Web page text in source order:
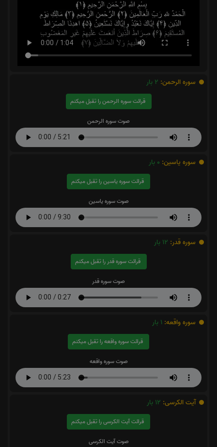
سوره الرحمن: 2 بار
قرائت سوره الرحمن را تقبل میکنم
صوت سوره الرحمن
سوره یاسین: 0 بار
قرائت سوره یاسین را تقبل میکنم
صوت سوره یاسین
سوره قدر: 12 بار
قرائت سوره قدر را تقبل میکنم
صوت سوره قدر
سوره واقعه: 1 بار
قرائت سوره واقعه را تقبل میکنم
صوت سوره واقعه
آیت الکرسی: 12 بار
قرائت آیت الکرسی را تقبل میکنم
صوت آیت الکرسی